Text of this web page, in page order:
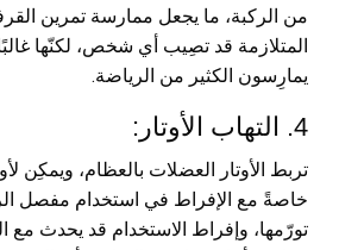
من الركبة، ما يجعل ممارسة تمرين
المتلازمة قد تصِيب أي شخص، لكنّها
يمارِسون الكثير من الرياضة.
4. التهاب الأوتار:
تربط الأوتار العضلات بالعظام، ويمكِن
خاصةً مع الإفراط في استخدام مفصل
تورّمها، وإفراط الاستخدام قد يحدث مع